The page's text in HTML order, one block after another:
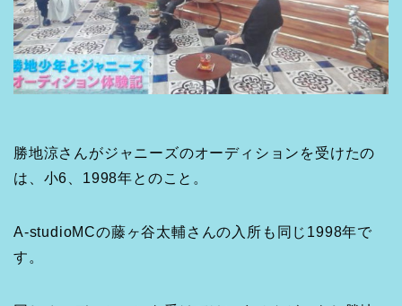
勝地涼さんがジャニーズのオーディションを受けたの
は、小6、1998年とのこと。
A-studioMCの藤ヶ谷太輔さんの入所も同じ1998年で
す。